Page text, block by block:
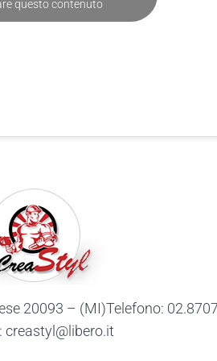
questo contenuto
20093 – (MI)Telefono:
creastyl@libero.it